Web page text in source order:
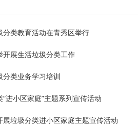
分类教育活动在青秀区举行
开展生活垃圾分类工作
类业务学习培训
进小区家庭”主题系列宣传活动
垃圾分类进小区家庭主题宣传活动